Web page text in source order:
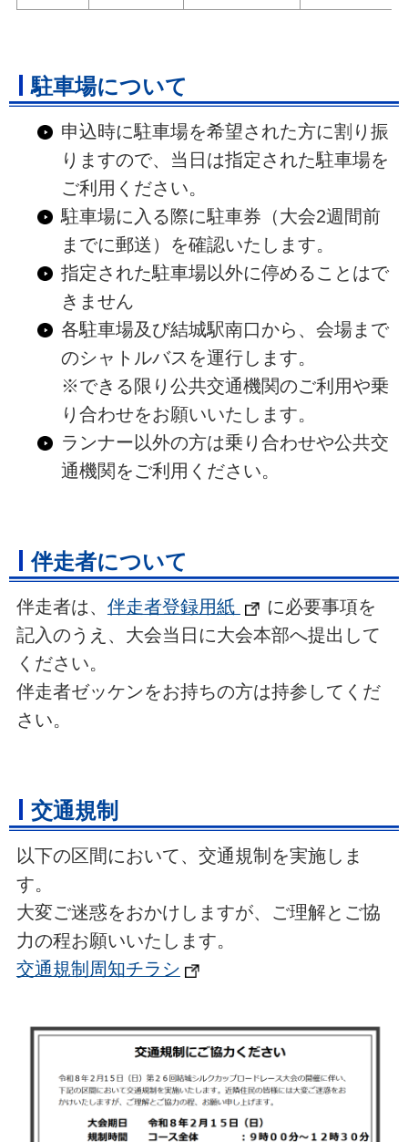
駐車場について
申込時に駐車場を希望された方に割り振
りますので、当日は指定された駐車場を
ご利用ください。
駐車場に入る際に駐車券（大会2週間前
までに郵送）を確認いたします。
指定された駐車場以外に停めることはで
きません
各駐車場及び結城駅南口から、会場まで
のシャトルバスを運行します。
※できる限り公共交通機関のご利用や乗
り合わせをお願いいたします。
ランナー以外の方は乗り合わせや公共交
通機関をご利用ください。
伴走者について
伴走者は、 伴走者登録用紙
に必要事項を
記入のうえ、大会当日に大会本部へ提出して
ください。
伴走者ゼッケンをお持ちの方は持参してくだ
さい。
交通規制
以下の区間において、交通規制を実施しま
す。
大変ご迷惑をおかけしますが、ご理解とご協
力の程お願いいたします。
交通規制周知チラシ